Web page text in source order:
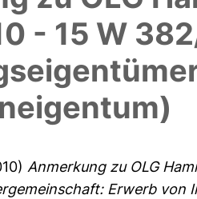
- 15 W
Anmerkung zu OLG
Erwerb von